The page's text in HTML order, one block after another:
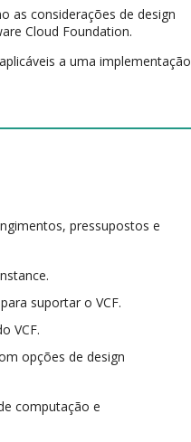
as considerações de design
Cloud Foundation.
a uma implementação
pressupostos e
suportar o VCF.
VCF.
opções de design
computação e